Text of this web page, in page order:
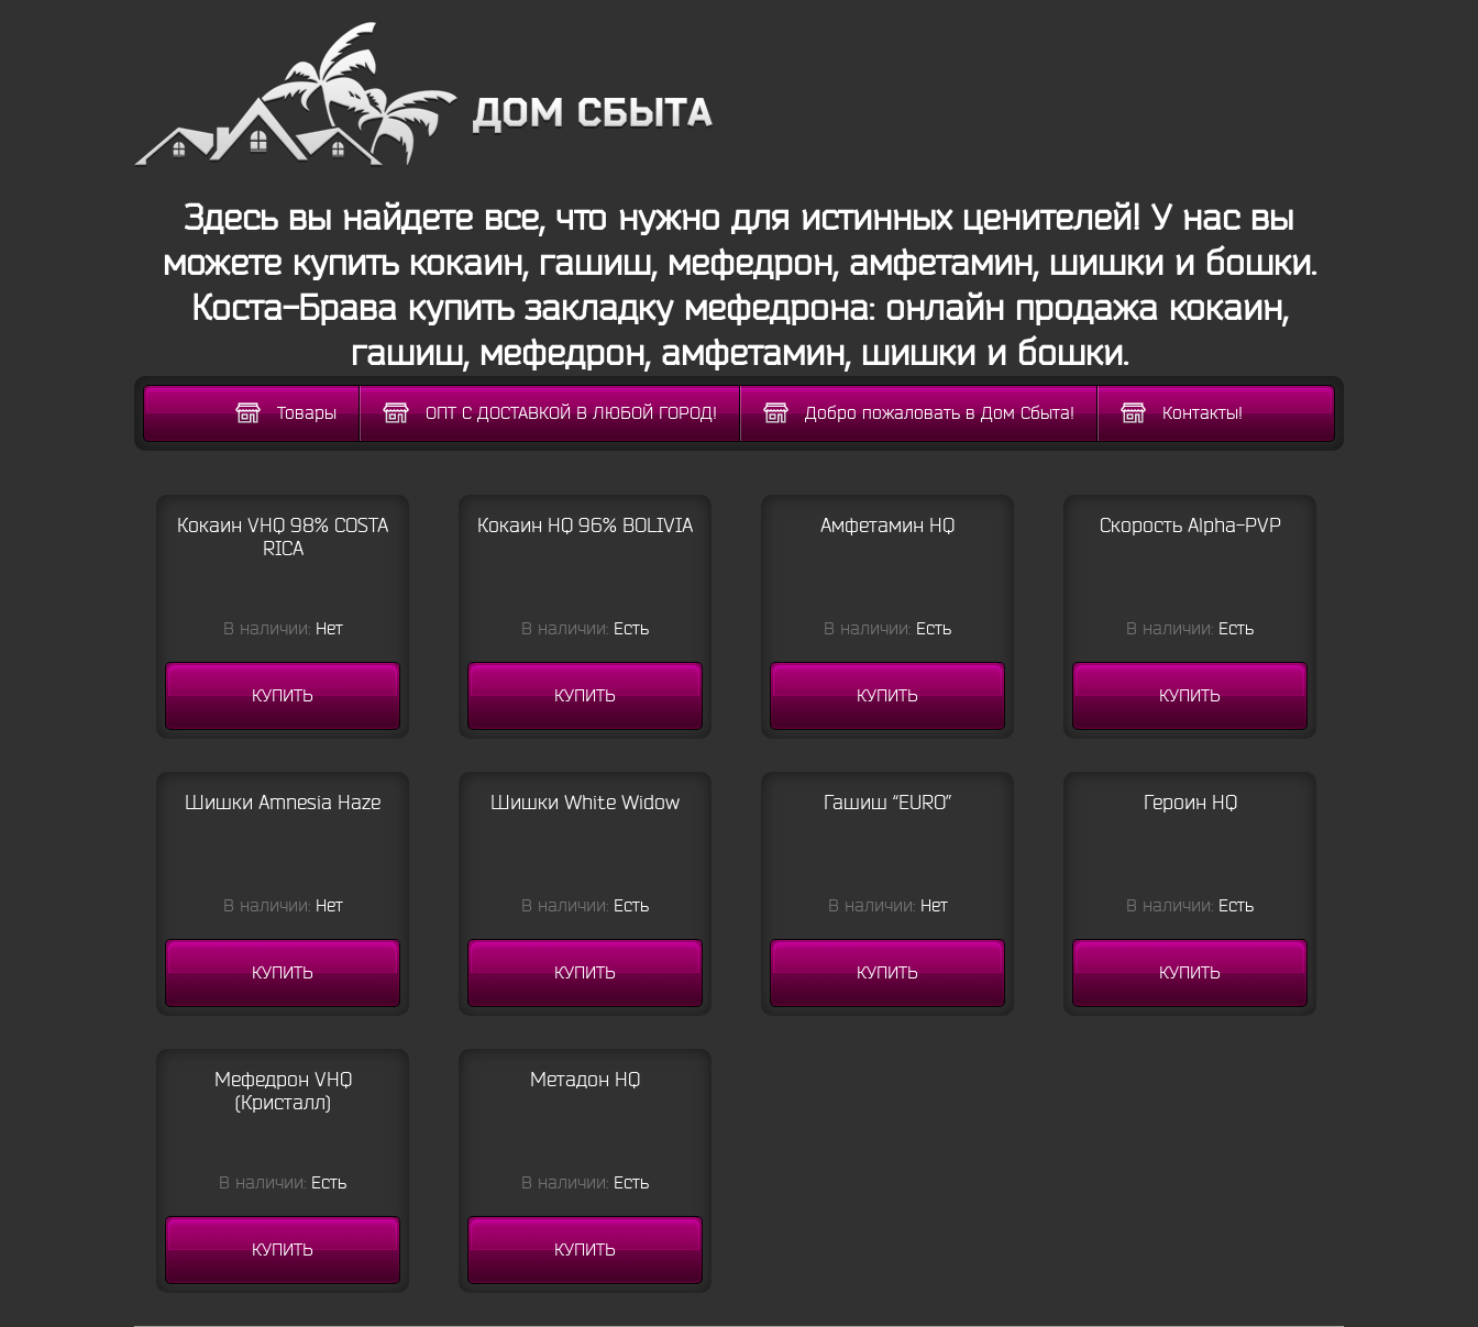
Здесь вы найдете все, что нужно для истинных ценителей! У нас вы
можете купить кокаин, гашиш, мефедрон, амфетамин, шишки и бошки.
Коста-Брава купить закладку мефедрона: онлайн продажа кокаин,
гашиш, мефедрон, амфетамин, шишки и бошки.
Товары ОПТ С ДОСТАВКОЙ В ЛЮБОЙ ГОРОД! Добро пожаловать в Дом Сбыта! Контакты!
Кокаин VHQ 98% COSTA
RICA
В наличии: Нет
КУПИТЬ
Кокаин HQ 96% BOLIVIA
В наличии: Есть
КУПИТЬ
Амфетамин HQ
В наличии: Есть
КУПИТЬ
Скорость Alpha-PVP
В наличии: Есть
КУПИТЬ
Шишки Amnesia Haze
В наличии: Нет
КУПИТЬ
Шишки White Widow
В наличии: Есть
КУПИТЬ
Гашиш “EURO”
В наличии: Нет
КУПИТЬ
Героин HQ
В наличии: Есть
КУПИТЬ
Мефедрон VHQ
(Кристалл)
В наличии: Есть
КУПИТЬ
Метадон HQ
В наличии: Есть
КУПИТЬ